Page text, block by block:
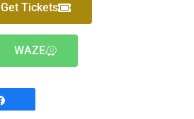
Get Tickets
WAZE